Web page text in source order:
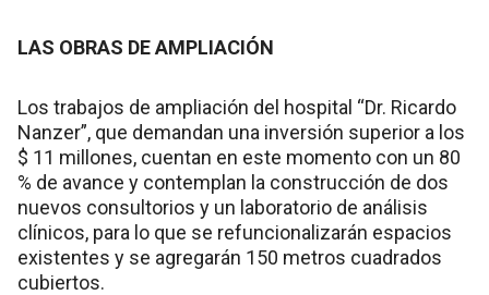
LAS OBRAS DE AMPLIACIÓN
Los trabajos de ampliación del hospital “Dr. Ricardo
Nanzer”, que demandan una inversión superior a los
$ 11 millones, cuentan en este momento con un 80
% de avance y contemplan la construcción de dos
nuevos consultorios y un laboratorio de análisis
clínicos, para lo que se refuncionalizarán espacios
existentes y se agregarán 150 metros cuadrados
cubiertos.